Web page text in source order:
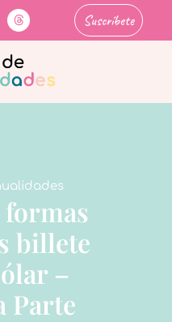
Suscríbete
billete
–
Parte